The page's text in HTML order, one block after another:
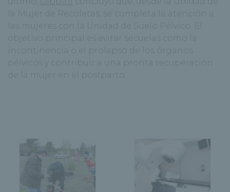
la Mujer de Recoletas, se completa la atención a
las mujeres con la Unidad de Suelo Pélvico. El
objetivo principal es evitar secuelas como la
incontinencia o el prolapso de los órganos
pélvicos y contribuir a una pronta recuperación
de la mujer en el postparto.